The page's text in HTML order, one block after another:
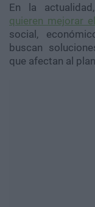
En la
quieren mejorar
social,
buscan
que afectan al